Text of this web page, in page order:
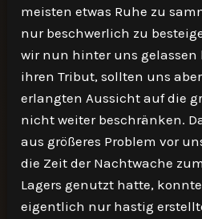
meisten etwas Ruhe zu
nur beschwerlich zu
wir nun hinter uns gelassen
ihren Tribut, sollten uns
erlangten Aussicht auf die
nicht weiter beschränken.
aus größeres Problem vor
die Zeit der Nachtwache
Lagers genutzt hatte,
eigentlich nur hastig